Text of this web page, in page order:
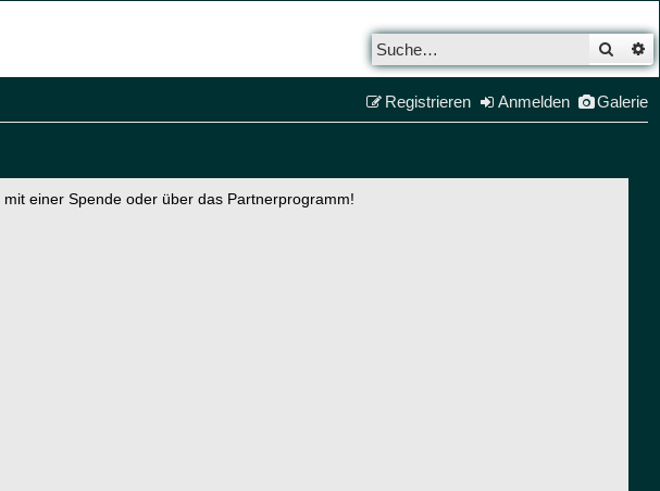
Galerie
Anmelden
Registrieren
mit einer Spende oder über das Partnerprogramm!